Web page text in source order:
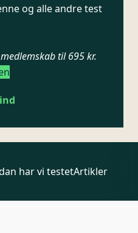
og alle andre test
til 695 kr.
har vi testetArtikler